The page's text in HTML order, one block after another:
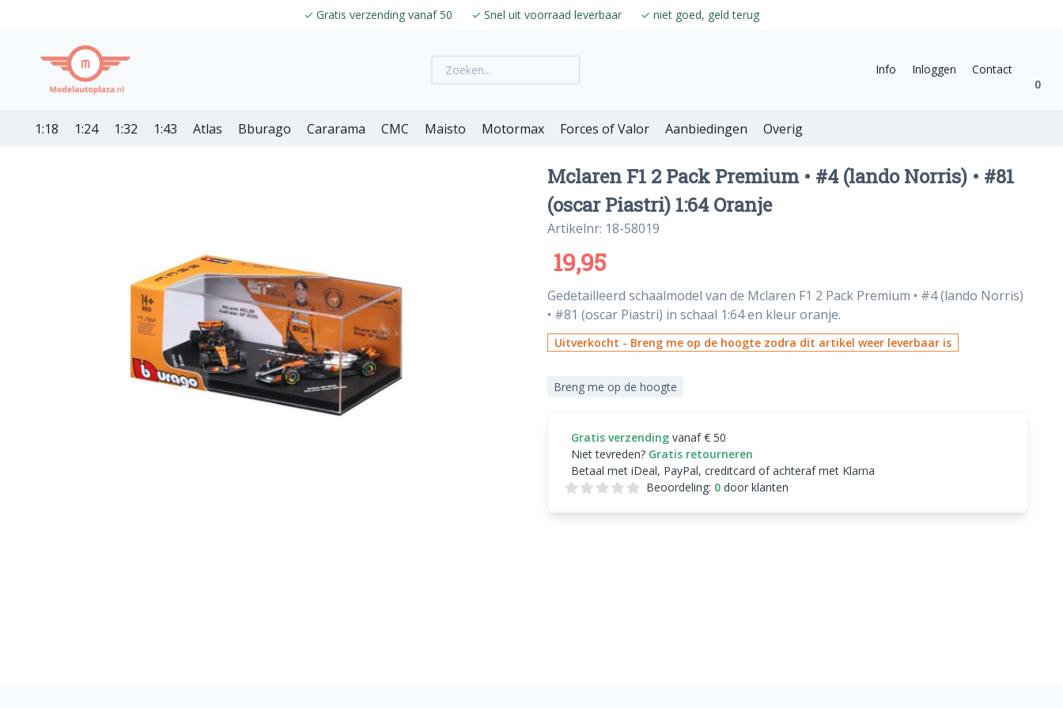
✓ Gratis verzending vanaf 50 ✓ Snel uit voorraad leverbaar ✓ niet goed, geld terug
Info Inloggen
Contact
0
1:18 1:24 1:32 1:43 Atlas Bburago Cararama CMC Maisto Motormax Forces of Valor Aanbiedingen Overig
Mclaren F1 2 Pack Premium • #4 (lando Norris) • #81
(oscar Piastri) 1:64 Oranje
Artikelnr: 18-58019
19,95
Gedetailleerd schaalmodel van de Mclaren F1 2 Pack Premium • #4 (lando Norris)
• #81 (oscar Piastri) in schaal 1:64 en kleur oranje.
Uitverkocht - Breng me op de hoogte zodra dit artikel weer leverbaar is
Breng me op de hoogte
Gratis verzending vanaf € 50
Niet tevreden? Gratis retourneren
Betaal met iDeal, PayPal, creditcard of achteraf met Klarna
Beoordeling: 0door klanten